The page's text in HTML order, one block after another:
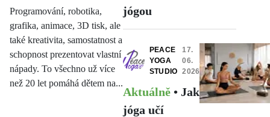
Programování, robotika,
grafika, animace, 3D tisk, ale
také kreativita, samostatnost a
schopnost prezentovat vlastní
nápady. To všechno už více
než 20 let pomáhá dětem na...
jógou
PEACE
YOGA
STUDIO
17.
06.
2026
Aktuálně • Jak
jóga učí